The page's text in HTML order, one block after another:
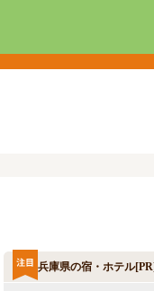
兵庫県の宿・ホテル